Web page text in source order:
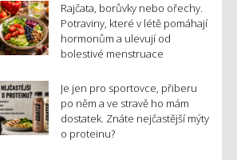
Rajčata, borůvky nebo ořechy.
Potraviny, které v létě pomáhají
hormonům a ulevují od
bolestivé menstruace
Je jen pro sportovce, přiberu
po něm a ve stravě ho mám
dostatek. Znáte nejčastější mýty
o proteinu?